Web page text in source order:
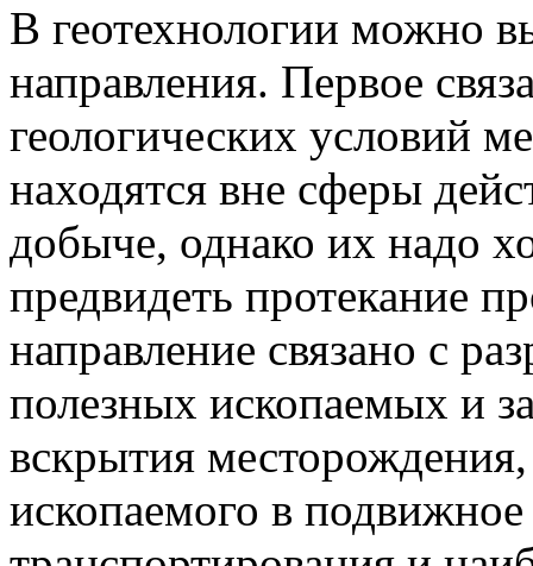
В геотехнологии можно
направления. Первое
геологических условий
находятся вне сферы
добыче, однако их надо
предвидеть протекание
направление связано с
полезных ископаемых и
вскрытия
ископаемого в